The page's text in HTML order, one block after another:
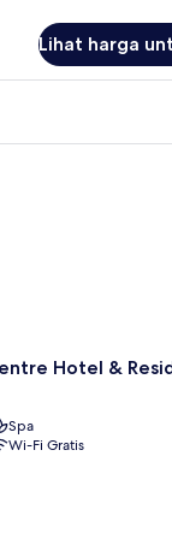
Lihat harga
Hotel &
Spa
Wi-Fi Gratis
Hotel &